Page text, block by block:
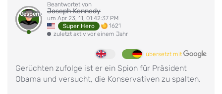
Gesperrt
Beantwortet von
Joseph Kennedy
um Apr 23, 11, 01:42:37 PM
Super Hero
1621
zuletzt aktiv vor einem Jahr
übersetzt mit
Gerüchten zufolge ist er ein Spion für Präsident
Obama und versucht, die Konservativen zu spalten.